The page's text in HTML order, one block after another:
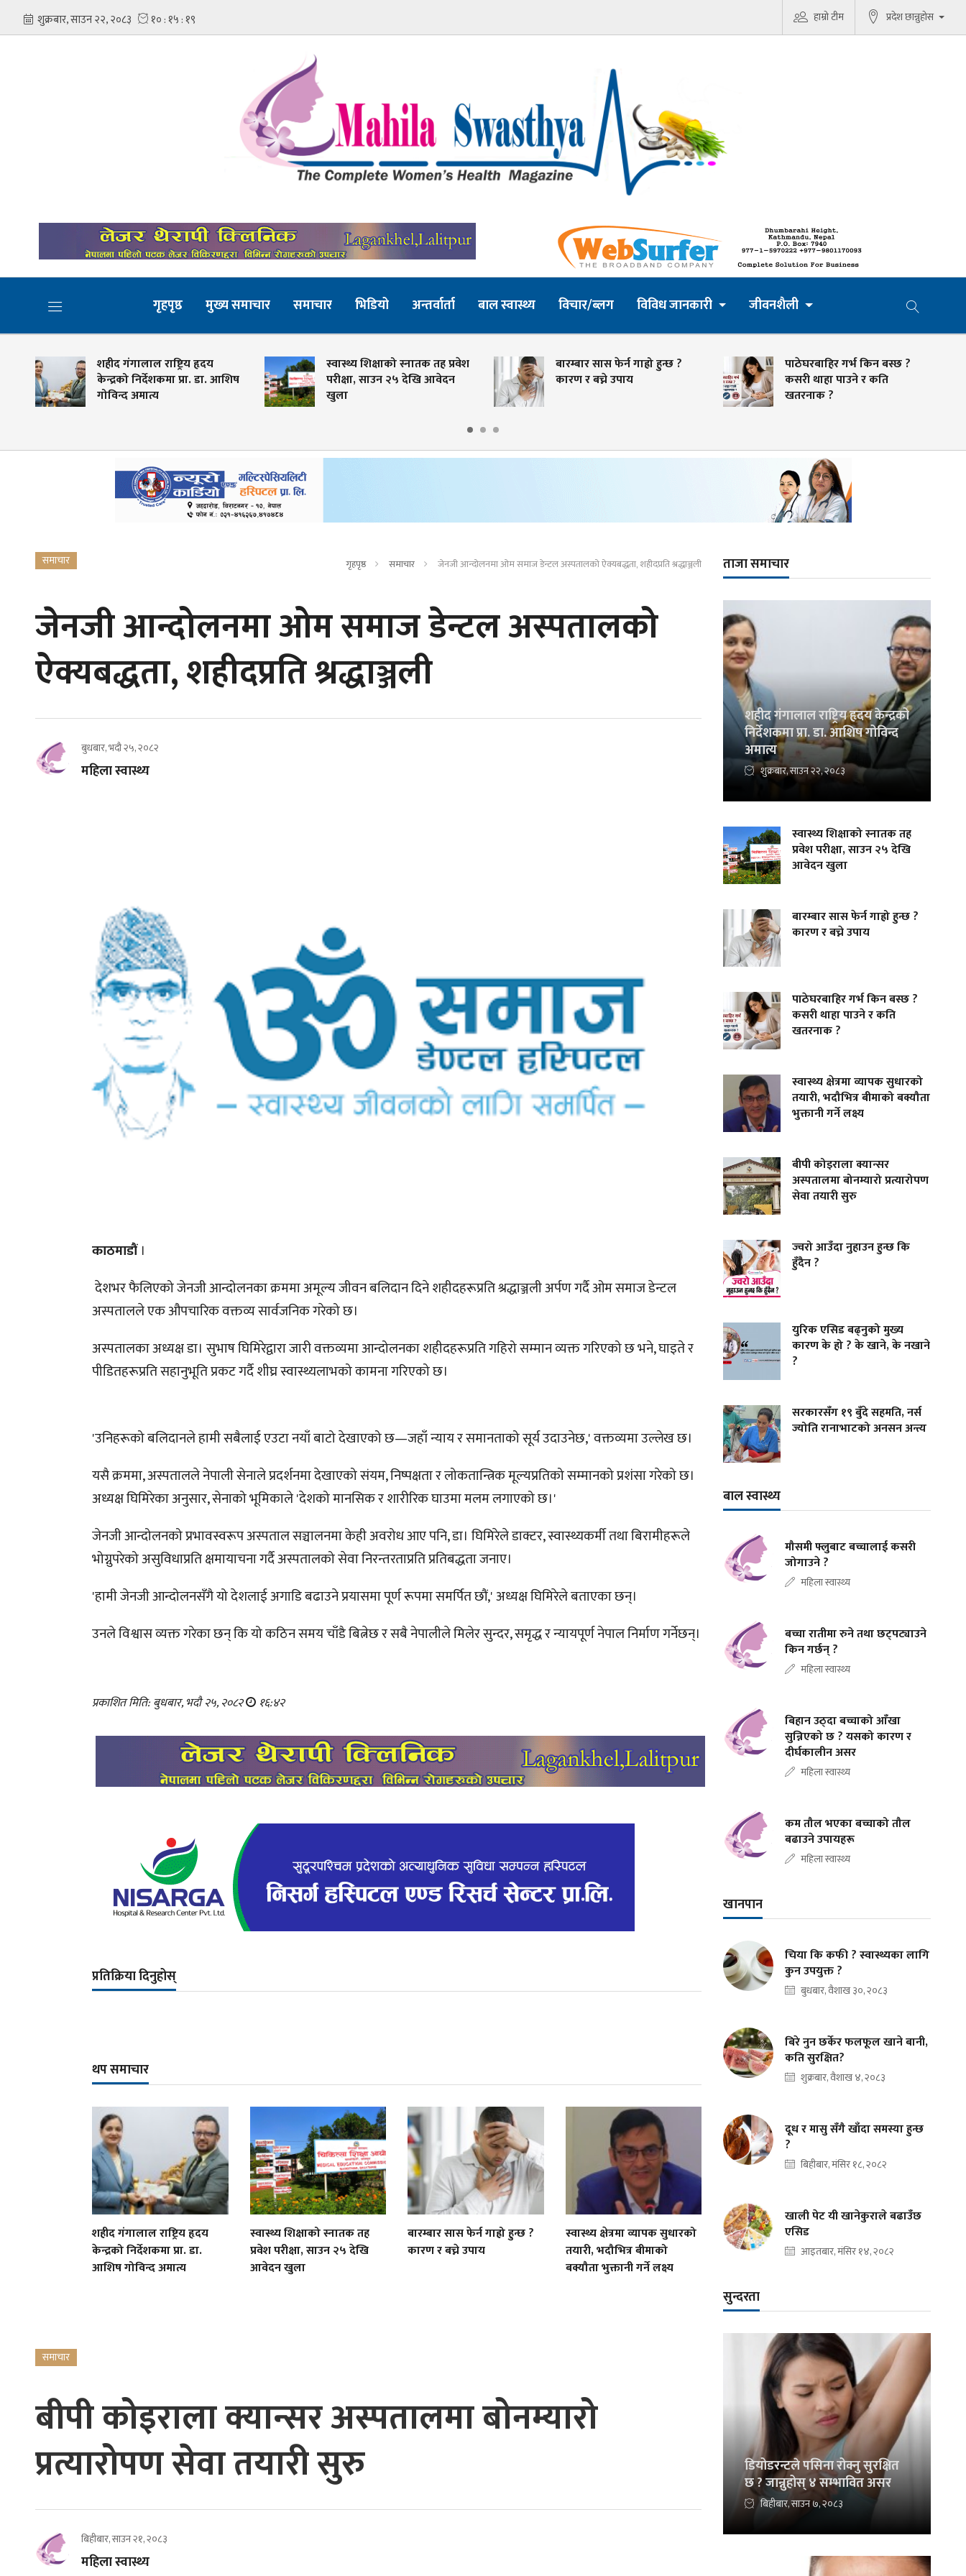
हाम्रो टीम प्रदेश छान्नुहोस
गृहपृष्ठ मुख्य समाचार समाचार भिडियो अन्तर्वार्ता बाल स्वास्थ्य विचार/ब्लग विविध जानकारी जीवनशैली
शहीद गंगालाल राष्ट्रिय हृदय
केन्द्रको निर्देशकमा प्रा. डा. आशिष
गोविन्द अमात्य
स्वास्थ्य शिक्षाको स्नातक तह प्रवेश
परीक्षा, साउन २५ देखि आवेदन
खुला
बारम्बार सास फेर्न गाह्रो हुन्छ ?
कारण र बच्ने उपाय
पाठेघरबाहिर गर्भ किन बस्छ ?
कसरी थाहा पाउने र कति
खतरनाक ?
समाचार गृहपृष्ठ समाचार जेनजी आन्दोलनमा ओम समाज डेन्टल अस्पतालको ऐक्यबद्धता, शहीदप्रति श्रद्धाञ्जली
जेनजी आन्दोलनमा ओम समाज डेन्टल अस्पतालको
ऐक्यबद्धता, शहीदप्रति श्रद्धाञ्जली
बुधबार, भदौ २५, २०८२
महिला स्वास्थ्य
काठमाडौं।
देशभर फैलिएको जेनजी आन्दोलनका क्रममा अमूल्य जीवन बलिदान दिने शहीदहरूप्रति श्रद्धाञ्जली अर्पण गर्दै ओम समाज डेन्टल
अस्पतालले एक औपचारिक वक्तव्य सार्वजनिक गरेको छ।
अस्पतालका अध्यक्ष डा। सुभाष घिमिरेद्वारा जारी वक्तव्यमा आन्दोलनका शहीदहरूप्रति गहिरो सम्मान व्यक्त गरिएको छ भने, घाइते र
पीडितहरूप्रति सहानुभूति प्रकट गर्दै शीघ्र स्वास्थ्यलाभको कामना गरिएको छ।
'उनिहरूको बलिदानले हामी सबैलाई एउटा नयाँ बाटो देखाएको छ—जहाँ न्याय र समानताको सूर्य उदाउनेछ,' वक्तव्यमा उल्लेख छ।
यसै क्रममा, अस्पतालले नेपाली सेनाले प्रदर्शनमा देखाएको संयम, निष्पक्षता र लोकतान्त्रिक मूल्यप्रतिको सम्मानको प्रशंसा गरेको छ।
अध्यक्ष घिमिरेका अनुसार, सेनाको भूमिकाले 'देशको मानसिक र शारीरिक घाउमा मलम लगाएको छ।'
जेनजी आन्दोलनको प्रभावस्वरूप अस्पताल सञ्चालनमा केही अवरोध आए पनि, डा। घिमिरेले डाक्टर, स्वास्थ्यकर्मी तथा बिरामीहरूले
भोग्नुपरेको असुविधाप्रति क्षमायाचना गर्दै अस्पतालको सेवा निरन्तरताप्रति प्रतिबद्धता जनाए।
'हामी जेनजी आन्दोलनसँगै यो देशलाई अगाडि बढाउने प्रयासमा पूर्ण रूपमा समर्पित छौं,' अध्यक्ष घिमिरेले बताएका छन्।
उनले विश्वास व्यक्त गरेका छन् कि यो कठिन समय चाँडै बित्नेछ र सबै नेपालीले मिलेर सुन्दर, समृद्ध र न्यायपूर्ण नेपाल निर्माण गर्नेछन्।
प्रकाशित मिति: बुधबार, भदौ २५, २०८२ १६:४२
प्रतिक्रिया दिनुहोस्
थप समाचार
शहीद गंगालाल राष्ट्रिय हृदय
केन्द्रको निर्देशकमा प्रा. डा.
आशिष गोविन्द अमात्य
स्वास्थ्य शिक्षाको स्नातक तह
प्रवेश परीक्षा, साउन २५ देखि
आवेदन खुला
बारम्बार सास फेर्न गाह्रो हुन्छ ?
कारण र बच्ने उपाय
स्वास्थ्य क्षेत्रमा व्यापक सुधारको
तयारी, भदौभित्र बीमाको
बक्यौता भुक्तानी गर्ने लक्ष्य
समाचार
बीपी कोइराला क्यान्सर अस्पतालमा बोनम्यारो
प्रत्यारोपण सेवा तयारी सुरु
बिहीबार, साउन २१, २०८३
महिला स्वास्थ्य
ताजा समाचार
शहीद गंगालाल राष्ट्रिय हृदय केन्द्रको
निर्देशकमा प्रा. डा. आशिष गोविन्द
अमात्य
शुक्रबार, साउन २२, २०८३
स्वास्थ्य शिक्षाको स्नातक तह
प्रवेश परीक्षा, साउन २५ देखि
आवेदन खुला
बारम्बार सास फेर्न गाह्रो हुन्छ ?
कारण र बच्ने उपाय
पाठेघरबाहिर गर्भ किन बस्छ ?
कसरी थाहा पाउने र कति
खतरनाक ?
स्वास्थ्य क्षेत्रमा व्यापक सुधारको
तयारी, भदौभित्र बीमाको बक्यौता
भुक्तानी गर्ने लक्ष्य
बीपी कोइराला क्यान्सर
अस्पतालमा बोनम्यारो प्रत्यारोपण
सेवा तयारी सुरु
ज्वरो आउँदा नुहाउन हुन्छ कि
हुँदैन ?
युरिक एसिड बढ्नुको मुख्य
कारण के हो ? के खाने, के नखाने
?
सरकारसँग १९ बुँदे सहमति, नर्स
ज्योति रानाभाटको अनसन अन्त्य
बाल स्वास्थ्य
मौसमी फ्लुबाट बच्चालाई कसरी
जोगाउने ?
महिला स्वास्थ्य
बच्चा रातीमा रुने तथा छट्पट्याउने
किन गर्छन् ?
महिला स्वास्थ्य
बिहान उठ्दा बच्चाको आँखा
सुन्निएको छ ? यसको कारण र
दीर्घकालीन असर
महिला स्वास्थ्य
कम तौल भएका बच्चाको तौल
बढाउने उपायहरू
महिला स्वास्थ्य
खानपान
चिया कि कफी ? स्वास्थ्यका लागि
कुन उपयुक्त ?
बुधबार, वैशाख ३०, २०८३
बिरे नुन छर्केर फलफूल खाने बानी,
कति सुरक्षित?
शुक्रबार, वैशाख ४, २०८३
दूध र मासु सँगै खाँदा समस्या हुन्छ
?
बिहीबार, मंसिर १८, २०८२
खाली पेट यी खानेकुराले बढाउँछ
एसिड
आइतबार, मंसिर १४, २०८२
सुन्दरता
डियोडरन्टले पसिना रोक्नु सुरक्षित
छ ? जान्नुहोस् ४ सम्भावित असर
बिहीबार, साउन ७, २०८३